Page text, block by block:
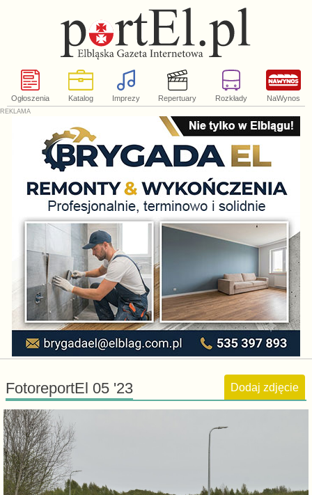
Ogłoszenia Katalog Imprezy Repertuary Rozkłady NaWynos
FotoreportEl 05 '23 Dodaj zdjęcie